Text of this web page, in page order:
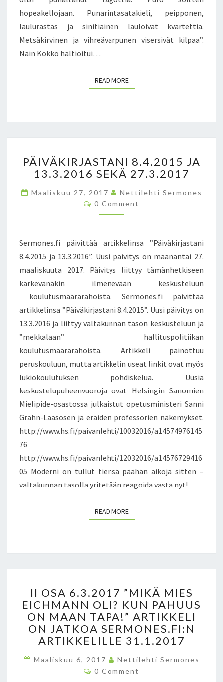
Y
D
Ä
M
Ä
hopeakellojaan. Punarintasatakieli, peipponen,
laulurastas ja sinitiainen lauloivat kvartettia.
Metsäkirvinen ja vihreävarpunen visersivät kilpaa”.
Näin Kokko haltioitui…
READ MOREREAD MORE
Ä
I
Ä
K
I
J
S
T
A
8
.
0
1
5
J
1
3
3
.
0
6
S
Ä
2
3
2
0
1
7
PÄIVÄKIRJASTANI 8.4.2015 JA
13.3.2016 SEKÄ 27.3.2017
Maaliskuu 27, 2017
Nettilehti Sermones
C
O
N
T
0 Comment
Sermones.fi päivittää artikkelinsa ”Päiväkirjastani
8.4.2015 ja 13.3.2016”. Uusi päivitys on maanantai 27.
maaliskuuta 2017. Päivitys liittyy tämänhetkiseen
kärkevänäkin ilmenevään keskusteluun
koulutusmäärärahoista. Sermones.fi päivittää
artikkelinsa ”Päiväkirjastani 8.4.2015”. Uusi päivitys on
13.3.2016 ja liittyy valtakunnan tason keskusteluun ja
”mekkalaan” hallituspolitiikan
koulutusmäärärahoista. Artikkeli painottuu
peruskouluun, mutta artikkelin useat linkit ovat myös
lukiokoulutuksen pohdiskelua. Uusia
keskustelupuheenvuoroja ovat Helsingin Sanomien
Mielipide-osastossa julkaistut opetusministeri Sanni
Grahn-Laasosen ja eräiden professorien näkemykset.
http://www.hs.fi/paivanlehti/10032016/a14574976145
76
http://www.hs.fi/paivanlehti/12032016/a14576729416
05 Moderni on tullut tiensä päähän aikoja sitten –
valtakunnan tasolla yritetään reagoida vasta nyt!…
READ MOREREAD MORE
I
O
S
A
.
3
.
II OSA 6.3.2017 ”MIKÄ MIES
EICHMANN OLI? KUN PAHUUS
ON MAAN TAPA!” ARTIKKELI
ON JATKOA SERMONES.FI:N
ARTIKKELILLE 31.1.2017
Maaliskuu 6, 2017
Nettilehti Sermones
C
O
0 Comment